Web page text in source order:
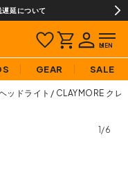
延について
GEAR SALE
ッドライト CLAYMORE クレ
1/6